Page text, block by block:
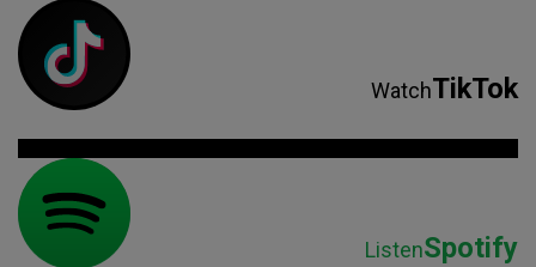
WatchTikTok
ListenSpotify